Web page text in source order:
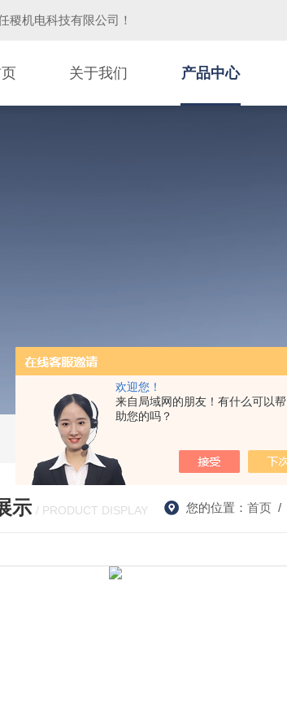
欢迎您！
来自局域网的朋友！有什么可以帮
助您的吗？
稷机电科技有限公司 ！
关于我们 产品中心
示 / PRODUCT DISPLAY 您的位置： 首页/